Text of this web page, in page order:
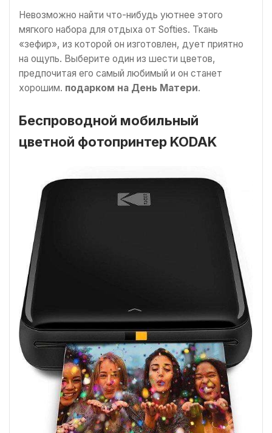
Невозможно найти что-нибудь уютнее этого
мягкого набора для отдыха от Softies. Ткань
«зефир», из которой он изготовлен, дует приятно
на ощупь. Выберите один из шести цветов,
предпочитая его самый любимый и он станет
хорошим. подарком на День Матери.
Беспроводной мобильный
цветной фотопринтер KODAK